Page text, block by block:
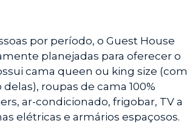
por período, o Guest House
planejadas para oferecer o
cama queen ou king size (com
roupas de cama 100%
ar-condicionado, frigobar, TV a
elétricas e armários espaçosos.